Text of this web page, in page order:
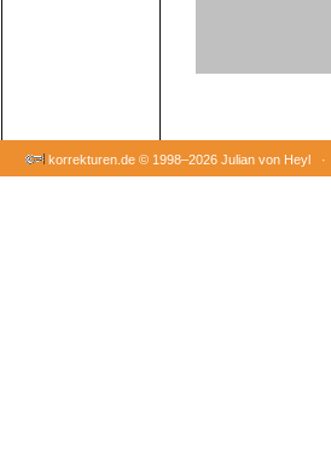
korrekturen.de © 1998–2026 Julian von Heyl ·